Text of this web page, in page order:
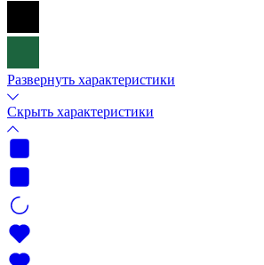
Развернуть характеристики
Скрыть характеристики